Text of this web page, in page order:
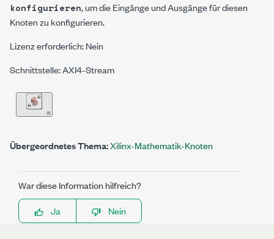
konfigurieren, um die Eingänge und Ausgänge für diesen
Knoten zu konfigurieren.
Lizenz erforderlich: Nein
Schnittstelle: AXI4-Stream
Übergeordnetes Thema:Xilinx-Mathematik-Knoten
War diese Information hilfreich?
Ja
Nein